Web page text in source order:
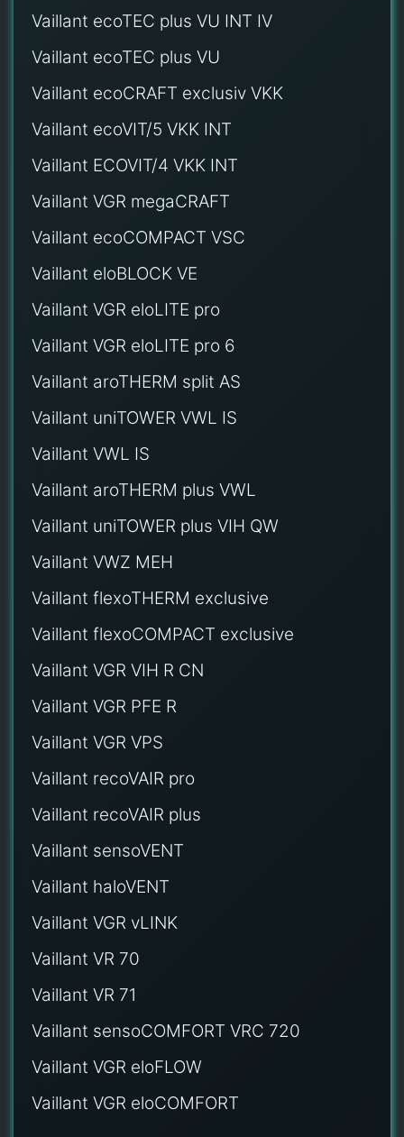
Vaillant ecoTEC plus VU INT IV
Vaillant ecoTEC plus VU
Vaillant ecoCRAFT exclusiv VKK
Vaillant ecoVIT/5 VKK INT
Vaillant ECOVIT/4 VKK INT
Vaillant VGR megaCRAFT
Vaillant ecoCOMPACT VSC
Vaillant eloBLOCK VE
Vaillant VGR eloLITE pro
Vaillant VGR eloLITE pro 6
Vaillant aroTHERM split AS
Vaillant uniTOWER VWL IS
Vaillant VWL IS
Vaillant aroTHERM plus VWL
Vaillant uniTOWER plus VIH QW
Vaillant VWZ MEH
Vaillant flexoTHERM exclusive
Vaillant flexoCOMPACT exclusive
Vaillant VGR VIH R CN
Vaillant VGR PFE R
Vaillant VGR VPS
Vaillant recoVAIR pro
Vaillant recoVAIR plus
Vaillant sensoVENT
Vaillant haloVENT
Vaillant VGR vLINK
Vaillant VR 70
Vaillant VR 71
Vaillant sensoCOMFORT VRC 720
Vaillant VGR eloFLOW
Vaillant VGR eloCOMFORT